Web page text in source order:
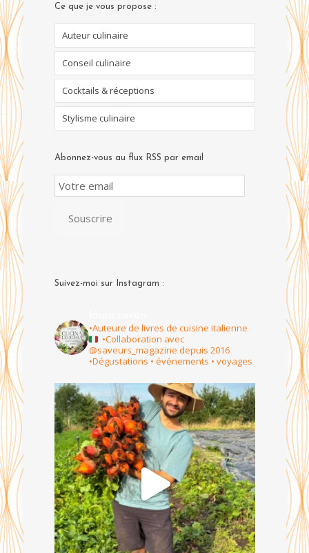
Ce que je vous propose :
Auteur culinaire
Conseil culinaire
Cocktails & réceptions
Stylisme culinaire
Abonnez-vous au flux RSS par email
Email
Subscription
Souscrire
Suivez-moi sur Instagram :
•Auteure de livres de cuisine italienne
•Collaboration avec
@saveurs_magazine depuis 2016
•Dégustations • événements • voyages